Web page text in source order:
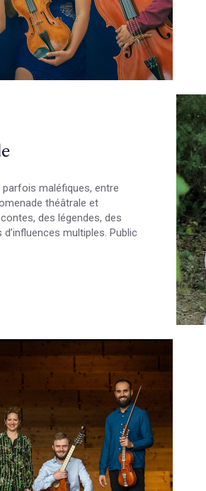
maléfiques, entre
théâtrale et
des légendes, des
multiples. Public